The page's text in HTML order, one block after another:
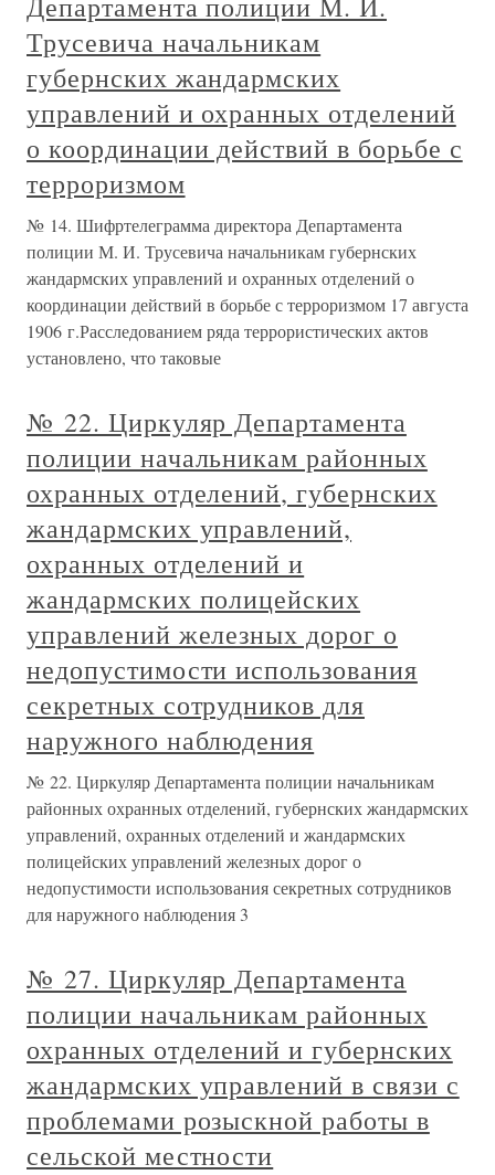
Трусевича начальникам
губернских жандармских
управлений и охранных отделений
о координации действий в борьбе с
терроризмом
№ 14. Шифртелеграмма директора Департамента
полиции М. И. Трусевича начальникам губернских
жандармских управлений и охранных отделений о
координации действий в борьбе с терроризмом 17 августа
1906 г.Расследованием ряда террористических актов
установлено, что таковые
№ 22. Циркуляр Департамента
полиции начальникам районных
охранных отделений, губернских
жандармских управлений,
охранных отделений и
жандармских полицейских
управлений железных дорог о
недопустимости использования
секретных сотрудников для
наружного наблюдения
№ 22. Циркуляр Департамента полиции начальникам
районных охранных отделений, губернских жандармских
управлений, охранных отделений и жандармских
полицейских управлений железных дорог о
недопустимости использования секретных сотрудников
для наружного наблюдения 3
№ 27. Циркуляр Департамента
полиции начальникам районных
охранных отделений и губернских
жандармских управлений в связи с
проблемами розыскной работы в
сельской местности